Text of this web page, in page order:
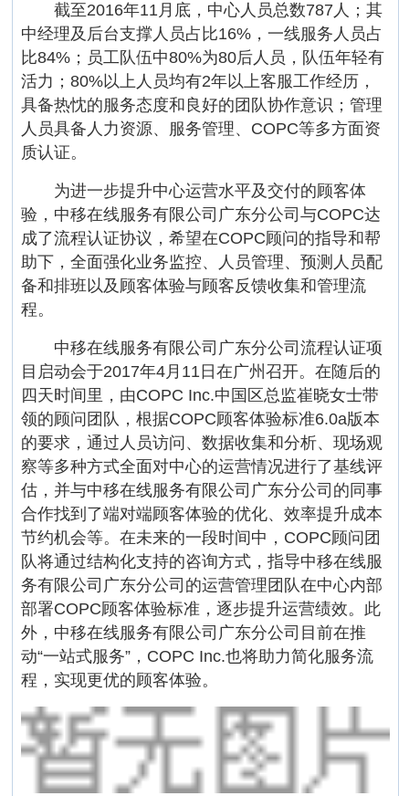
截至2016年11月底，中心人员总数787人；其
中经理及后台支撑人员占比16%，一线服务人员占
比84%；员工队伍中80%为80后人员，队伍年轻有
活力；80%以上人员均有2年以上客服工作经历，
具备热忱的服务态度和良好的团队协作意识；管理
人员具备人力资源、服务管理、COPC等多方面资
质认证。
为进一步提升中心运营水平及交付的顾客体
验，中移在线服务有限公司广东分公司与COPC达
成了流程认证协议，希望在COPC顾问的指导和帮
助下，全面强化业务监控、人员管理、预测人员配
备和排班以及顾客体验与顾客反馈收集和管理流
程。
中移在线服务有限公司广东分公司流程认证项
目启动会于2017年4月11日在广州召开。在随后的
四天时间里，由COPC Inc.中国区总监崔晓女士带
领的顾问团队，根据COPC顾客体验标准6.0a版本
的要求，通过人员访问、数据收集和分析、现场观
察等多种方式全面对中心的运营情况进行了基线评
估，并与中移在线服务有限公司广东分公司的同事
合作找到了端对端顾客体验的优化、效率提升成本
节约机会等。在未来的一段时间中，COPC顾问团
队将通过结构化支持的咨询方式，指导中移在线服
务有限公司广东分公司的运营管理团队在中心内部
部署COPC顾客体验标准，逐步提升运营绩效。此
外，中移在线服务有限公司广东分公司目前在推
动“一站式服务”，COPC Inc.也将助力简化服务流
程，实现更优的顾客体验。